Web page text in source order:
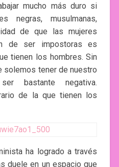
mucho más duro si
negras, musulmanas,
de que las mujeres
de ser impostoras es
tienen los hombres. Sin
solemos tener de nuestro
bastante negativa.
de la que tienen los
ha logrado a través
duele en un espacio que